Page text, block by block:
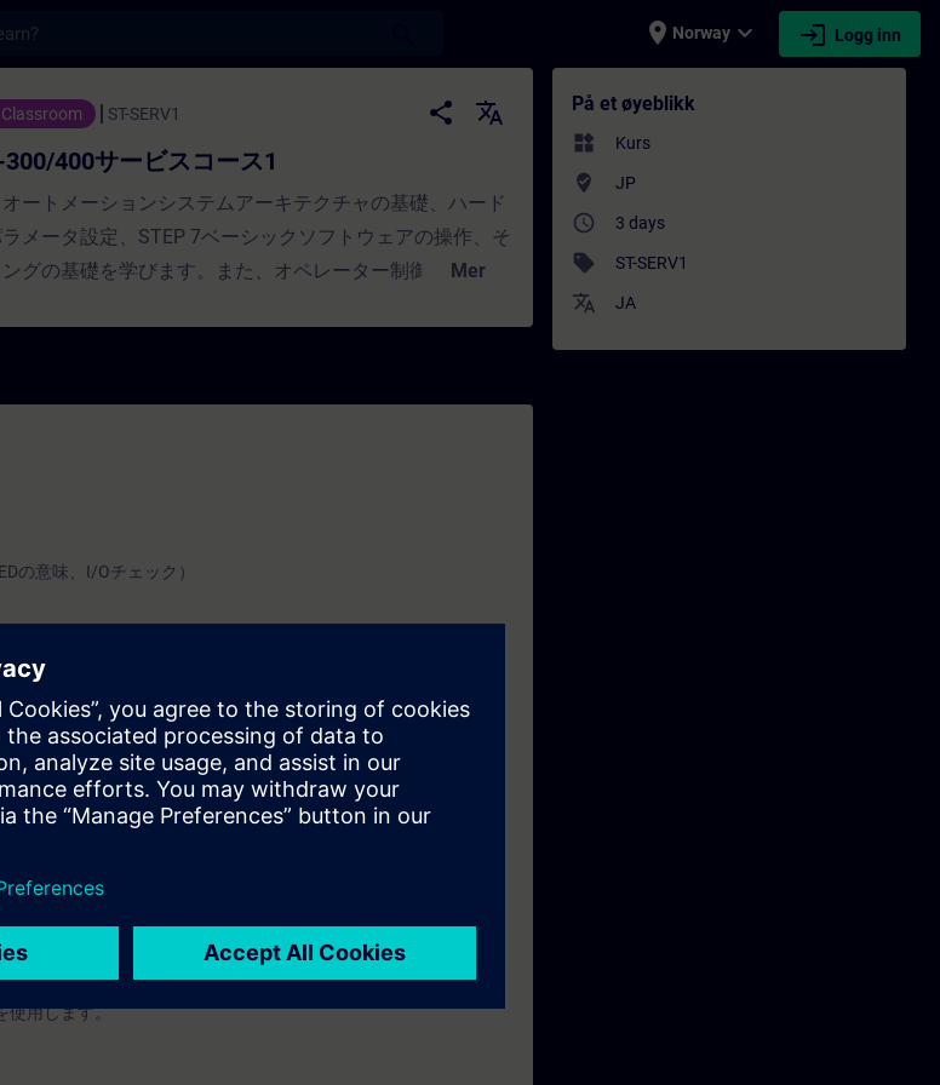
place Norway expand_more login Logg inn
スコース1 - Opplæring - Opplæring - Faglig utvikling | SITRAIN
ST-SERV1 share
translate
400サービスコース1
ートメーションシステムアーキテクチャの基礎、ハード
メータ設定、STEP 7ベーシックソフトウェアの操作、そ
グの基礎を学びます。また、オペレーター制御と監視、
コース修了後は、単純なハードウェア障害の診断、モジ
ンポーネントの最適な連携、信頼性の高い障害診断の実
Mer
の意味、I/Oチェック）
と
使用します。
På et øyeblikk
widgets Kurs
where_to_vote JP
access_time 3 days
sell ST-SERV1
translate JA